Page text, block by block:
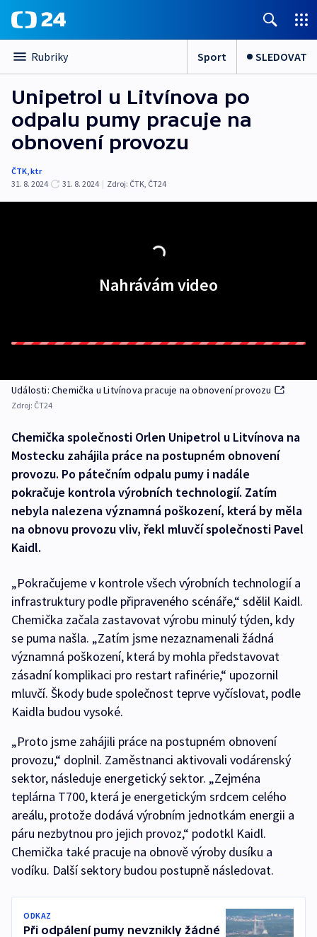
Rubriky Sport SLEDOVAT
Unipetrol u Litvínova po
odpalu pumy pracuje na
obnovení provozu
ČTK,ktr
31. 8. 2024
31. 8. 2024 | Zdroj: ČTK, ČT24
Nahrávám video
Události: Chemička u Litvínova pracuje na obnovení provozu
Zdroj: ČT24
Chemička společnosti Orlen Unipetrol u Litvínova na
Mostecku zahájila práce na postupném obnovení
provozu. Po pátečním odpalu pumy i nadále
pokračuje kontrola výrobních technologií. Zatím
nebyla nalezena významná poškození, která by měla
na obnovu provozu vliv, řekl mluvčí společnosti Pavel
Kaidl.
„Pokračujeme v kontrole všech výrobních technologií a
infrastruktury podle připraveného scénáře,“ sdělil Kaidl.
Chemička začala zastavovat výrobu minulý týden, kdy
se puma našla. „Zatím jsme nezaznamenali žádná
významná poškození, která by mohla představovat
zásadní komplikaci pro restart rafinérie,“ upozornil
mluvčí. Škody bude společnost teprve vyčíslovat, podle
Kaidla budou vysoké.
„Proto jsme zahájili práce na postupném obnovení
provozu,“ doplnil. Zaměstnanci aktivovali vodárenský
sektor, následuje energetický sektor. „Zejména
teplárna T700, která je energetickým srdcem celého
areálu, protože dodává výrobním jednotkám energii a
páru nezbytnou pro jejich provoz,“ podotkl Kaidl.
Chemička také pracuje na obnově výroby dusíku a
vodíku. Další sektory budou postupně následovat.
ODKAZ
Při odpálení pumy nevznikly žádné